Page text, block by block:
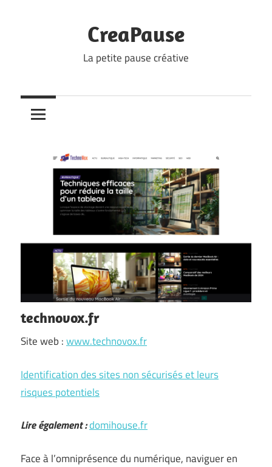
CreaPause
La petite pause créative
technovox.fr
Site web :www.technovox.fr
Identification des sites non sécurisés et leurs
risques potentiels
Lire également :domihouse.fr
Face à l’omniprésence du numérique, naviguer en